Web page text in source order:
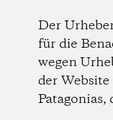
Der
für die
wegen
der